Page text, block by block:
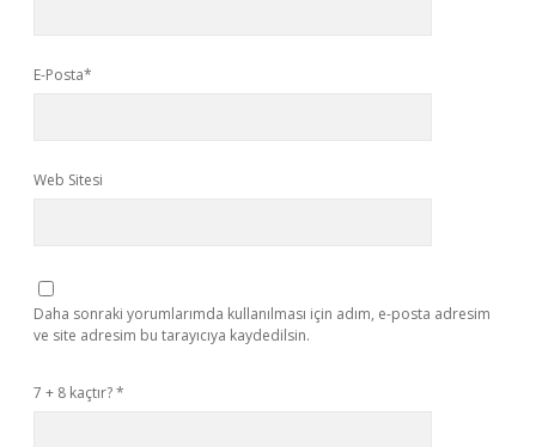
E-Posta*
Web Sitesi
Daha sonraki yorumlarımda kullanılması için adım, e-posta adresim
ve site adresim bu tarayıcıya kaydedilsin.
7 + 8 kaçtır?*